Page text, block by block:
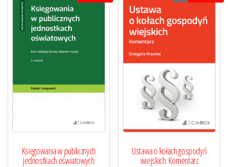
Księgowania w publicznych
jednostkach oświatowych
Ustawa o kołach gospodyń
wiejskich. Komentarz